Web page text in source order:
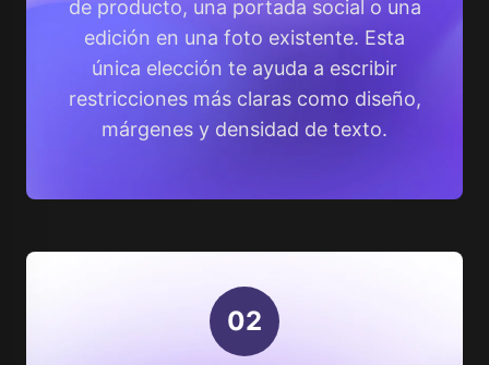
de producto, una portada social o una
edición en una foto existente. Esta
única elección te ayuda a escribir
restricciones más claras como diseño,
márgenes y densidad de texto.
02